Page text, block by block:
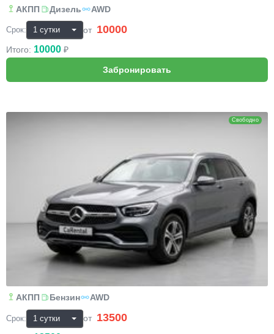
АКПП Дизель AWD
Срок: от 10000
Итого: 10000 ₽
Свободно
АКПП Бензин AWD
Срок: от 13500